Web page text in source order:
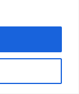
az eredeti